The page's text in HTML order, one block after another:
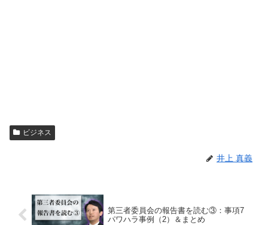
ビジネス
井上 真義
第三者委員会の報告書を読む③：事項7
パワハラ事例（2）＆まとめ